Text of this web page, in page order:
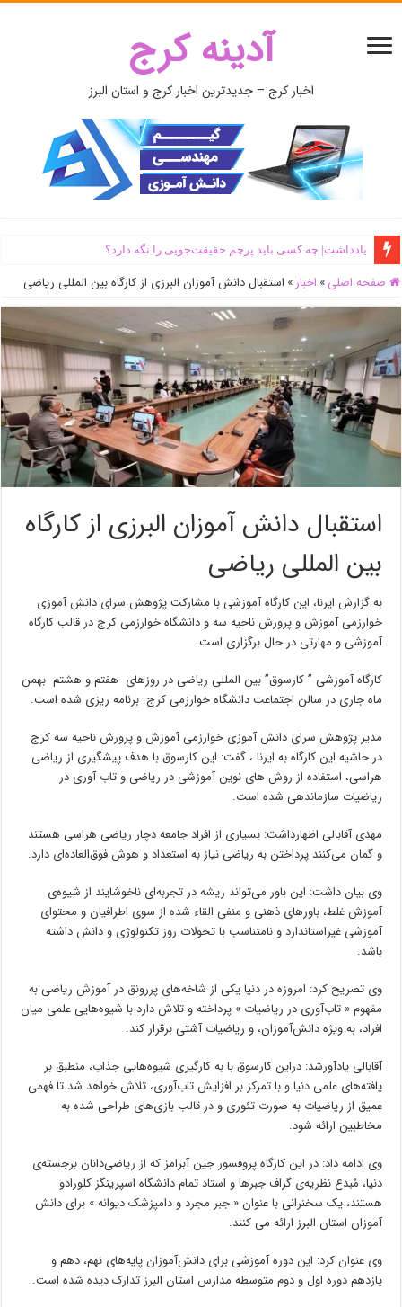
آدینه کرج
اخبار کرج – جدیدترین اخبار کرج و استان البرز
یادداشت| ‌چه کسی باید پرچم حقیقت‌جویی را نگه دارد؟
صفحه اصلی » اخبار » استقبال دانش آموزان البرزی از کارگاه بین المللی ریاضی
استقبال دانش آموزان البرزی از کارگاه
بین المللی ریاضی
به گزارش ایرنا، این کارگاه آموزشی با مشارکت پژوهش سرای دانش آموزی
خوارزمی آموزش و پرورش ناحیه سه و دانشگاه خوارزمی کرج در قالب کارگاه
آموزشی و مهارتی در حال برگزاری است.
کارگاه آموزشی ” کارسوق” بین المللی ریاضی در روزهای هفتم و هشتم بهمن
ماه جاری در سالن اجتماعت دانشگاه خوارزمی کرج برنامه ریزی شده است.
مدیر پژوهش سرای دانش آموزی خوارزمی آموزش و پرورش ناحیه سه کرج
در حاشیه این کارگاه به ایرنا ، گفت: این کارسوق با هدف پیشگیری از ریاضی
هراسی، استفاده از روش های نوین آموزشی در ریاضی و تاب آوری در
ریاضیات سازماندهی شده است.
مهدی آقابالی اظهارداشت: بسیاری از افراد جامعه دچار ریاضی هراسی هستند
و گمان می‌کنند پرداختن به ریاضی نیاز به استعداد و هوش فوق‌العاده‌ای دارد.
وی بیان داشت: این باور می‌تواند ریشه در تجربه‌ای ناخوشایند از شیوه‌ی
آموزش غلط، باورهای ذهنی و منفی القاء شده از سوی اطرافیان و محتوای
آموزشی غیراستاندارد و نامتناسب با تحولات روز تکنولوژی و دانش داشته
باشد.
وی تصریح کرد: امروزه در دنیا یکی از شاخه‌های پررونق در آموزش ریاضی به
مفهوم « تاب‌آوری در ریاضیات » پرداخته و تلاش دارد با شیوه‌هایی علمی میان
افراد، به ویژه دانش‌آموزان، و ریاضیات آشتی برقرار کند.
آقابالی یادآورشد: دراین کارسوق با به ‌کارگیری شیوه‌هایی جذاب، منطبق بر
یافته‌های علمی دنیا و با تمرکز بر افزایش تاب‌آوری، تلاش خواهد شد تا فهمی
عمیق از ریاضیات به صورت تئوری و در قالب بازی‌های طراحی شده به
مخاطبین ارائه شود.
وی ادامه داد: در این کارگاه پروفسور جین آبرامز که از ریاضی‌دانان برجسته‌ی
دنیا، مُبدع نظریه‌ی گراف جبرها و استاد تمام دانشگاه اسپرینگز کلورادو
هستند، یک سخنرانی با عنوان « جبر مجرد و دامپزشک دیوانه » برای دانش
آموزان استان البرز ارائه می کنند.
وی عنوان کرد: این دوره آموزشی برای دانش‌آموزان پایه‌های نهم، دهم و
یازدهم دوره اول و دوم متوسطه مدارس استان البرز تدارک دیده شده است.